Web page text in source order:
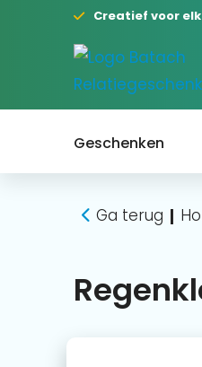
Creatief voor
Geschenken
Ga terug